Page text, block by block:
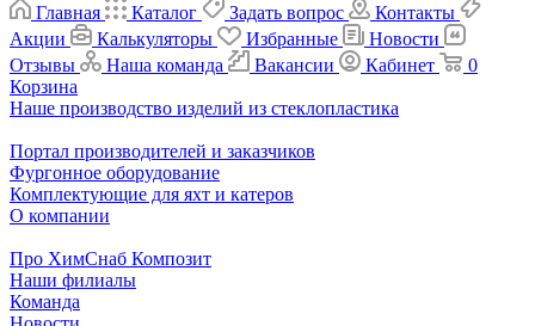
Главная Каталог Задать вопрос
Контакты
Акции
Калькуляторы Избранные
Новости
Отзывы
Наша команда Вакансии Кабинет
0
Корзина
Наше производство изделий из стеклопластика
Портал производителей и заказчиков
Фургонное оборудование
Комплектующие для яхт и катеров
О компании
Про ХимСнаб Композит
Наши филиалы
Команда